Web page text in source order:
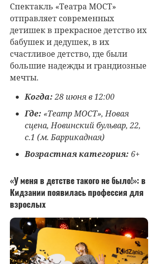
Спектакль «Театра МОСТ»
отправляет современных
детишек в прекрасное детство их
бабушек и дедушек, в их
счастливое детство, где были
большие надежды и грандиозные
мечты.
Когда:28 июня в 12:00
Где: «Театр МОСТ», Новая
сцена, Новинский бульвар, 22,
с.1 (м. Баррикадная)
Возрастная категория: 6+
«У меня в детстве такого не было!»: в
Кидзании появилась профессия для
взрослых